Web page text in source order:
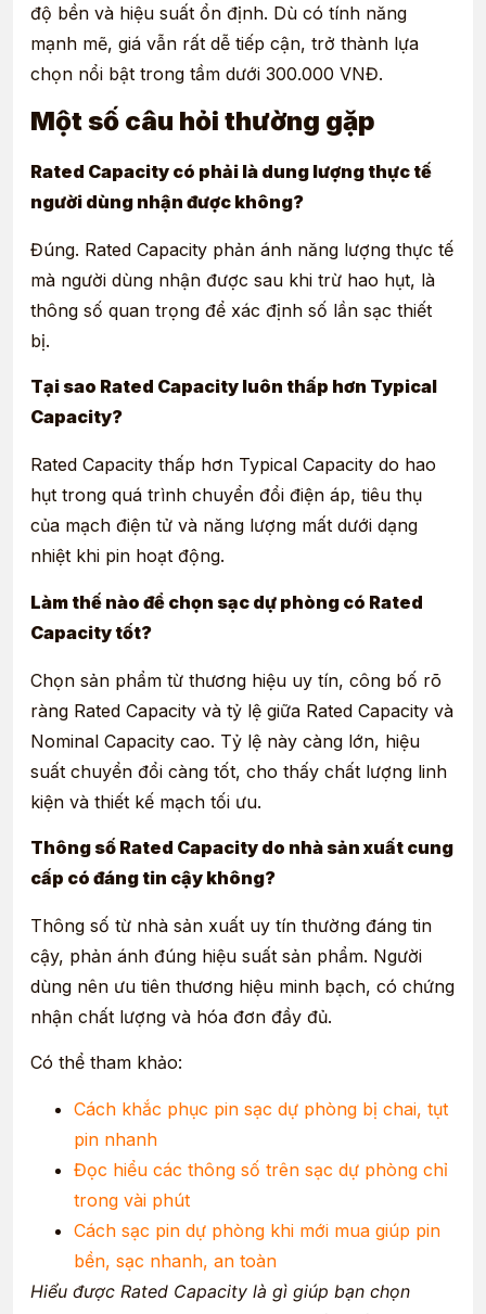
độ bền và hiệu suất ổn định. Dù có tính năng
mạnh mẽ, giá vẫn rất dễ tiếp cận, trở thành lựa
chọn nổi bật trong tầm dưới 300.000 VNĐ.
Một số câu hỏi thường gặp
Rated Capacity có phải là dung lượng thực tế
người dùng nhận được không?
Đúng. Rated Capacity phản ánh năng lượng thực tế
mà người dùng nhận được sau khi trừ hao hụt, là
thông số quan trọng để xác định số lần sạc thiết
bị.
Tại sao Rated Capacity luôn thấp hơn Typical
Capacity?
Rated Capacity thấp hơn Typical Capacity do hao
hụt trong quá trình chuyển đổi điện áp, tiêu thụ
của mạch điện tử và năng lượng mất dưới dạng
nhiệt khi pin hoạt động.
Làm thế nào để chọn sạc dự phòng có Rated
Capacity tốt?
Chọn sản phẩm từ thương hiệu uy tín, công bố rõ
ràng Rated Capacity và tỷ lệ giữa Rated Capacity và
Nominal Capacity cao. Tỷ lệ này càng lớn, hiệu
suất chuyển đổi càng tốt, cho thấy chất lượng linh
kiện và thiết kế mạch tối ưu.
Thông số Rated Capacity do nhà sản xuất cung
cấp có đáng tin cậy không?
Thông số từ nhà sản xuất uy tín thường đáng tin
cậy, phản ánh đúng hiệu suất sản phẩm. Người
dùng nên ưu tiên thương hiệu minh bạch, có chứng
nhận chất lượng và hóa đơn đầy đủ.
Có thể tham khảo:
Cách khắc phục pin sạc dự phòng bị chai, tụt
pin nhanh
Đọc hiểu các thông số trên sạc dự phòng chỉ
trong vài phút
Cách sạc pin dự phòng khi mới mua giúp pin
bền, sạc nhanh, an toàn
Hiểu được Rated Capacity là gì giúp bạn chọn